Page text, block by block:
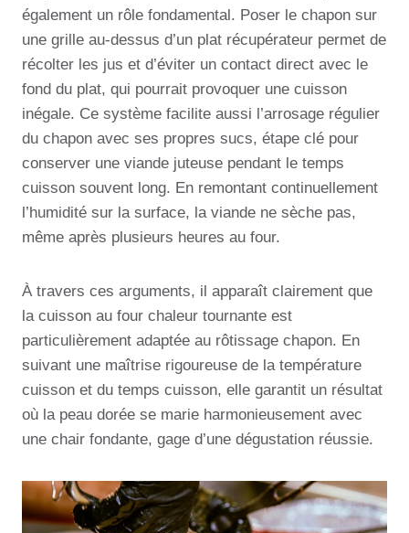
également un rôle fondamental. Poser le chapon sur
une grille au-dessus d’un plat récupérateur permet de
récolter les jus et d’éviter un contact direct avec le
fond du plat, qui pourrait provoquer une cuisson
inégale. Ce système facilite aussi l’arrosage régulier
du chapon avec ses propres sucs, étape clé pour
conserver une viande juteuse pendant le temps
cuisson souvent long. En remontant continuellement
l’humidité sur la surface, la viande ne sèche pas,
même après plusieurs heures au four.
À travers ces arguments, il apparaît clairement que
la cuisson au four chaleur tournante est
particulièrement adaptée au rôtissage chapon. En
suivant une maîtrise rigoureuse de la température
cuisson et du temps cuisson, elle garantit un résultat
où la peau dorée se marie harmonieusement avec
une chair fondante, gage d’une dégustation réussie.